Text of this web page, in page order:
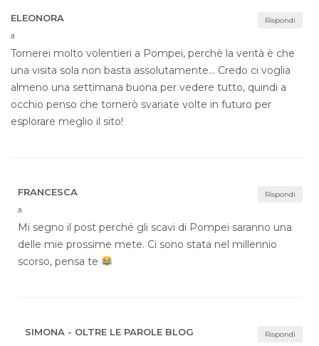
Rispondi
ELEONORA
a
Tornerei molto volentieri a Pompei, perchè la verità è che
una visita sola non basta assolutamente… Credo ci voglia
almeno una settimana buona per vedere tutto, quindi a
occhio penso che tornerò svariate volte in futuro per
esplorare meglio il sito!
Rispondi
FRANCESCA
a
Mi segno il post perché gli scavi di Pompei saranno una
delle mie prossime mete. Ci sono stata nel millennio
scorso, pensa te
Rispondi
SIMONA - OLTRE LE PAROLE BLOG